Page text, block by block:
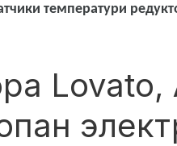
температури
Lovato,